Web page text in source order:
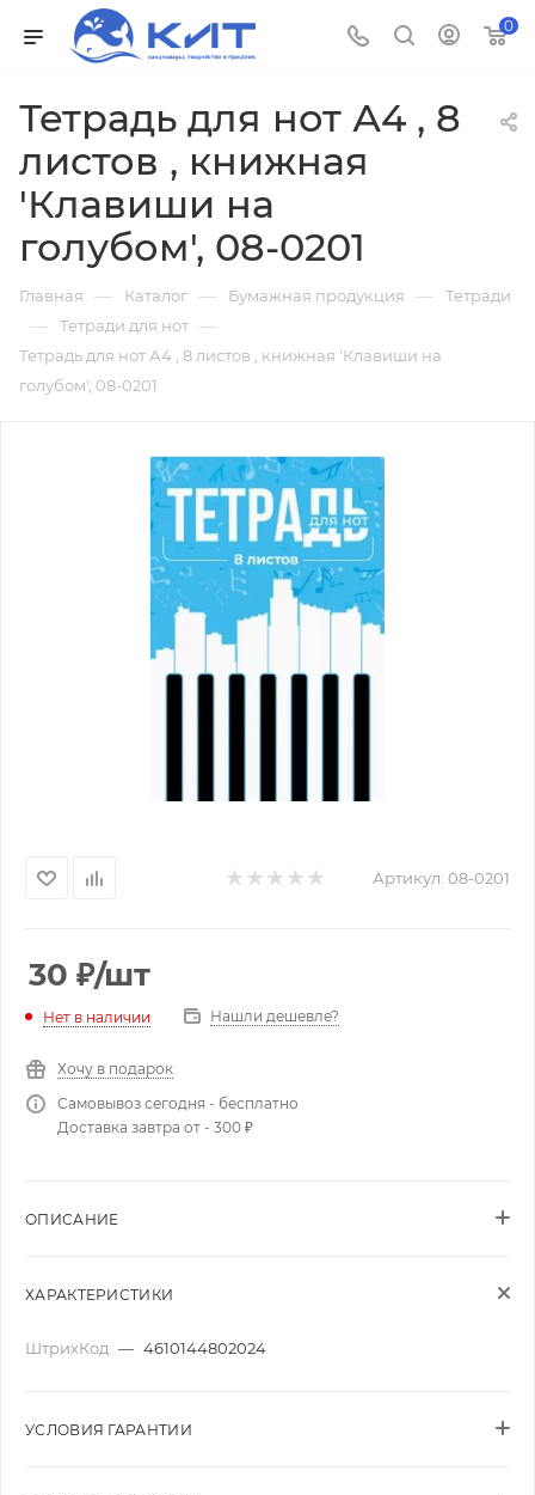
0
Тетрадь для нот А4 , 8
листов , книжная
'Клавиши на
голубом', 08-0201
Главная — Каталог — Бумажная продукция — Тетради
— Тетради для нот —
Тетрадь для нот А4 , 8 листов , книжная 'Клавиши на
голубом', 08-0201
Артикул: 08-0201
30 ₽/шт
Нет в наличии Нашли дешевле?
Хочу в подарок
Самовывоз сегодня - бесплатно
Доставка завтра от - 300 ₽
ОПИСАНИЕ
ХАРАКТЕРИСТИКИ
ШтрихКод — 4610144802024
УСЛОВИЯ ГАРАНТИИ